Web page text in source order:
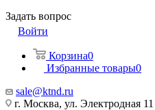
Задать вопрос
Войти
Корзина0
Избранные товары0
sale@ktnd.ru
г. Москва, ул. Электродная 11